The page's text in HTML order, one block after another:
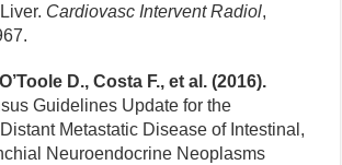
Cardiovasc Intervent Radiol,
D., Costa F., et al. (2016).
Guidelines Update for the
Metastatic Disease of Intestinal,
Neuroendocrine Neoplasms